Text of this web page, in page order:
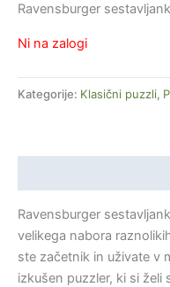
Ravensburger
Ni na zalogi
Kategorije: Klasični puzzli,
Ravensburger
velikega nabora
ste začetnik in uživate v
izkušen puzzler, ki si želi